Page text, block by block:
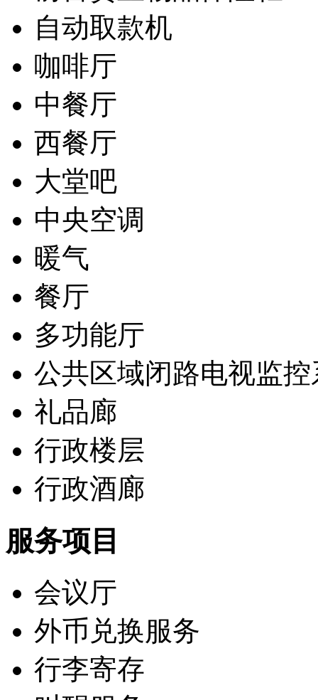
自动取款机
咖啡厅
中餐厅
西餐厅
大堂吧
中央空调
暖气
餐厅
多功能厅
公共区域闭路电视监控
礼品廊
行政楼层
行政酒廊
服务项目
会议厅
外币兑换服务
行李寄存